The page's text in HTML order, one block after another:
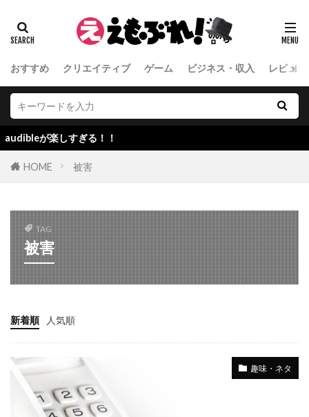
おすすめ クリエイティブ ゲーム ビジネス・収入 レビュー
が楽しすぎる！！
HOME 被害
TAG
被害
新着順 人気順
趣味・ネタ